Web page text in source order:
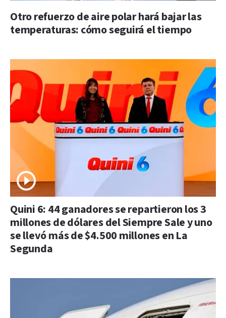
Otro refuerzo de aire polar hará bajar las
temperaturas: cómo seguirá el tiempo
Quini 6: 44 ganadores se repartieron los 3
millones de dólares del Siempre Sale y uno
se llevó más de $4.500 millones en La
Segunda